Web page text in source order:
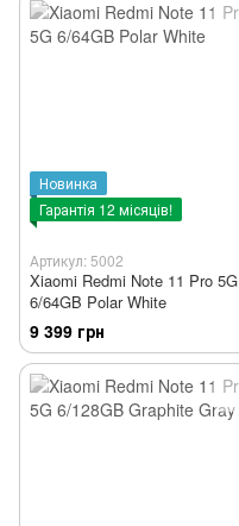
Новинка
Гарантія 12 місяців!
Артикул: 5002
Xiaomi Redmi Note 11 Pro 5G
6/64GB Polar White
9 399 грн